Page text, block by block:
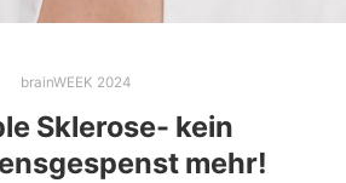
brainWEEK 2024
Sklerose- kein
mehr!